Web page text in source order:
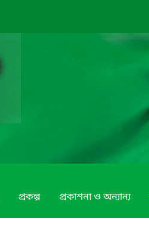
প্রকল্প প্রকাশনা ও অন্যান্য